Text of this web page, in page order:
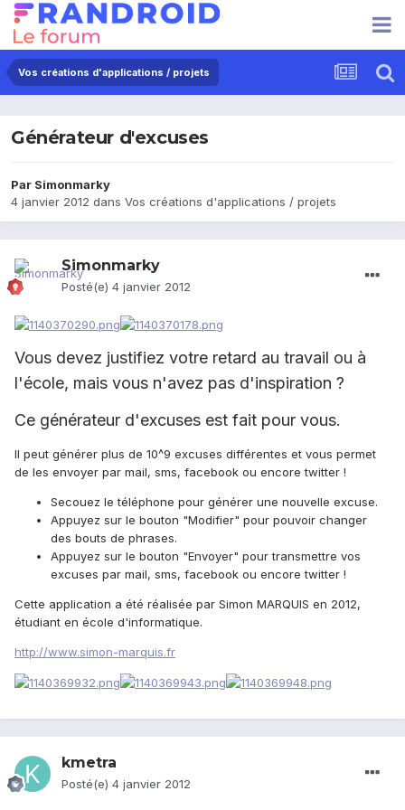
Vos créations d'applications / projets
Générateur d'excuses
Par Simonmarky
4 janvier 2012 dans Vos créations d'applications / projets
Simonmarky
Posté(e) 4 janvier 2012
Vous devez justifiez votre retard au travail ou à
l'école, mais vous n'avez pas d'inspiration ?
Ce générateur d'excuses est fait pour vous.
Il peut générer plus de 10^9 excuses différentes et vous permet
de les envoyer par mail, sms, facebook ou encore twitter !
Secouez le téléphone pour générer une nouvelle excuse.
Appuyez sur le bouton "Modifier" pour pouvoir changer
des bouts de phrases.
Appuyez sur le bouton "Envoyer" pour transmettre vos
excuses par mail, sms, facebook ou encore twitter !
Cette application a été réalisée par Simon MARQUIS en 2012,
étudiant en école d'informatique.
http://www.simon-marquis.fr
kmetra
Posté(e) 4 janvier 2012